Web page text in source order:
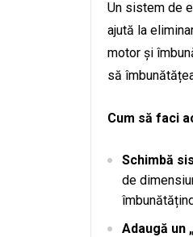
Un sistem de
ajută la
motor și
să
Cum să faci
Schimbă
de
Adaugă un